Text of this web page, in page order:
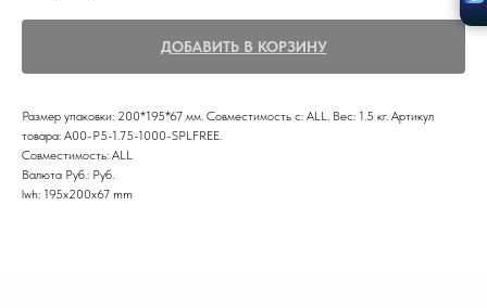
ДОБАВИТЬ В КОРЗИНУ
Размер упаковки: 200*195*67 мм. Совместимость с: ALL. Вес: 1.5 кг. Артикул
товара: A00-P5-1.75-1000-SPLFREE.
Совместимость: ALL
Валюта Руб.: Руб.
lwh: 195x200x67 mm